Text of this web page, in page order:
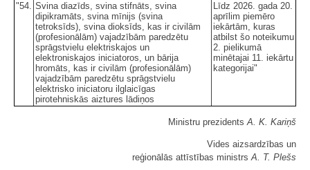
"54. Svina diazīds, svina stifnāts, svina
dipikramāts, svina mīnijs (svina
tetroksīds), svina dioksīds, kas ir civilām
(profesionālām) vajadzībām paredzētu
sprāgstvielu elektriskajos un
elektroniskajos iniciatoros, un bārija
hromāts, kas ir civilām (profesionālām)
vajadzībām paredzētu sprāgstvielu
elektrisko iniciatoru ilglaicīgas
pirotehniskās aiztures lādiņos
Līdz 2026. gada 20.
aprīlim piemēro
iekārtām, kuras
atbilst šo noteikumu
2. pielikumā
minētajai 11. iekārtu
kategorijai"
Ministru prezidentsA. K. Kariņš
Vides aizsardzības un
reģionālās attīstības ministrsA. T. Plešs